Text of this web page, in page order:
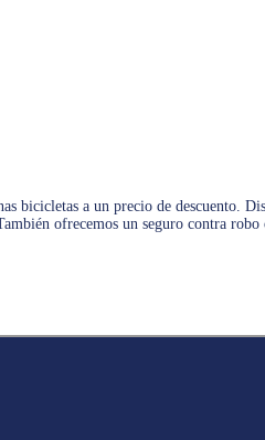
a un precio de descuento.
ofrecemos un seguro contra robo